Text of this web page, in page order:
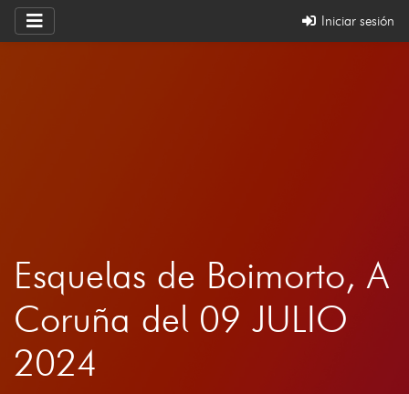
Iniciar sesión
Esquelas de Boimorto, A
Coruña del 09 JULIO
2024